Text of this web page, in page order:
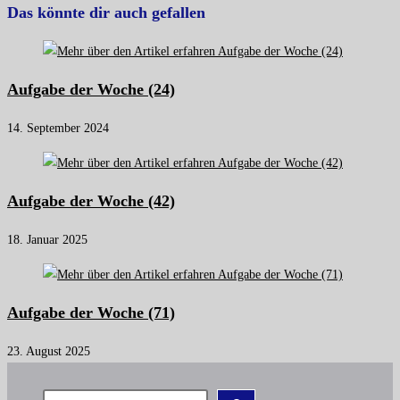
Das könnte dir auch gefallen
Aufgabe der Woche (24)
14. September 2024
Aufgabe der Woche (42)
18. Januar 2025
Aufgabe der Woche (71)
23. August 2025